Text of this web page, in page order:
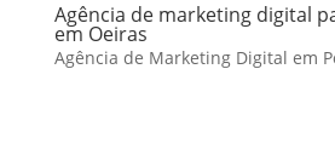
Agência de marketing digital
em Oeiras
Agência de Marketing Digital em